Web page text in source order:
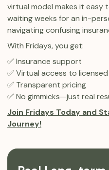
virtual model makes it
waiting weeks for an in-
navigating confusing
With Fridays, you get:
✅ Insurance support
✅ Virtual access to
✅ Transparent pricing
✅ No gimmicks—just real
Join Fridays Today and
Journey!